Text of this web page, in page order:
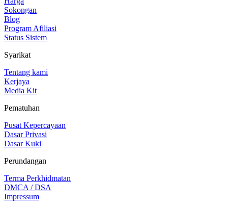
Sokongan
Blog
Program Afiliasi
Status Sistem
Syarikat
Tentang kami
Kerjaya
Media Kit
Pematuhan
Pusat Kepercayaan
Dasar Privasi
Dasar Kuki
Perundangan
Terma Perkhidmatan
DMCA / DSA
Impressum